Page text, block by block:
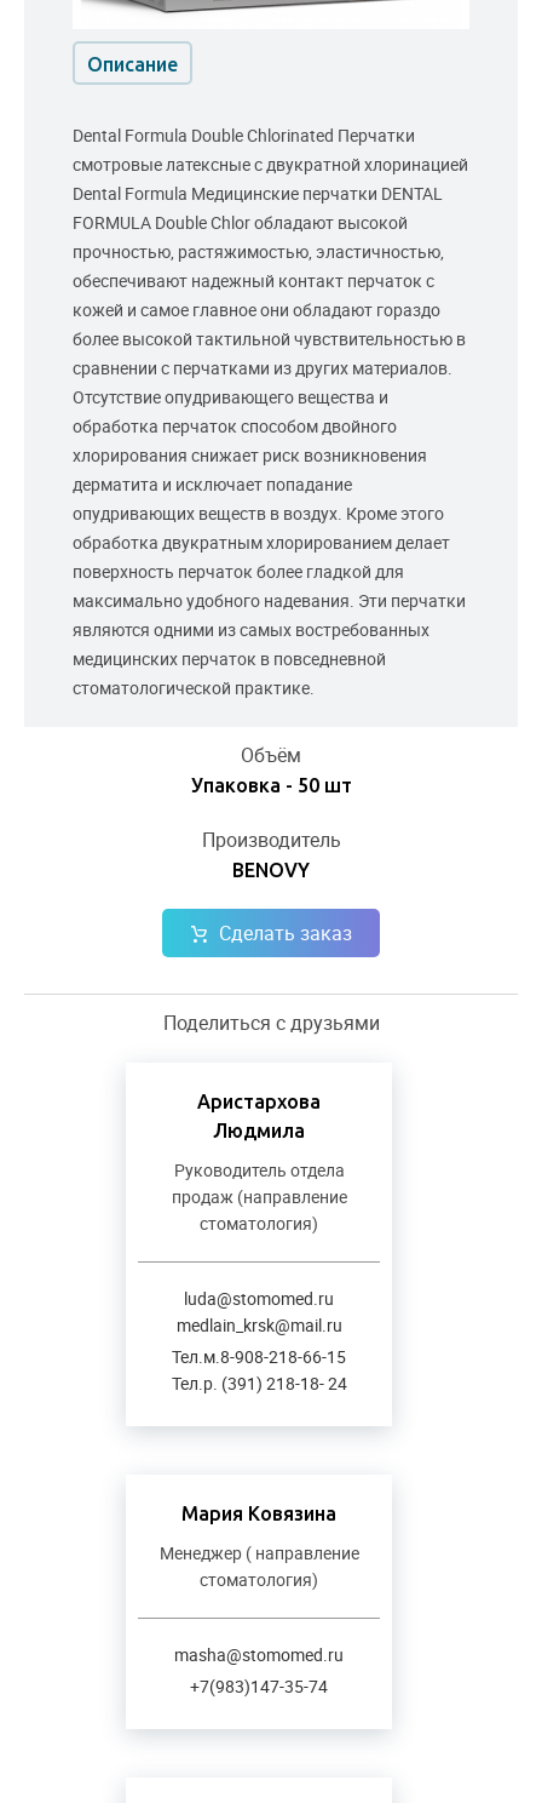
Объём
Упаковка - 50 шт
Производитель
BENOVY
Сделать заказ
Поделиться с друзьями
Аристархова
Людмила
Руководитель отдела
продаж (направление
стоматология)
luda@stomomed.ru
medlain_krsk@mail.ru
Тел.м.8-908-218-66-15
Тел.р. (391) 218-18- 24
Мария Ковязина
Менеджер ( направление
стоматология)
masha@stomomed.ru
+7(983)147-35-74
Описание
Dental Formula Double Chlorinated Перчатки
смотровые латексные с двукратной хлоринацией
Dental Formula Медицинские перчатки DENTAL
FORMULA Double Chlor обладают высокой
прочностью, растяжимостью, эластичностью,
обеспечивают надежный контакт перчаток с
кожей и самое главное они обладают гораздо
более высокой тактильной чувствительностью в
сравнении с перчатками из других материалов.
Отсутствие опудривающего вещества и
обработка перчаток способом двойного
хлорирования снижает риск возникновения
дерматита и исключает попадание
опудривающих веществ в воздух. Кроме этого
обработка двукратным хлорированием делает
поверхность перчаток более гладкой для
максимально удобного надевания. Эти перчатки
являются одними из самых востребованных
медицинских перчаток в повседневной
стоматологической практике.